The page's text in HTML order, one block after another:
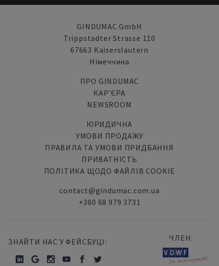
GINDUMAC GmbH
Trippstadter Strasse 110
67663 Kaiserslautern
Німеччина
ПРО GINDUMAC
КАР'ЄРА
NEWSROOM
ЮРИДИЧНА
УМОВИ ПРОДАЖУ
ПРАВИЛА ТА УМОВИ ПРИДБАННЯ
ПРИВАТНІСТЬ
ПОЛІТИКА ЩОДО ФАЙЛІВ COOKIE
contact@gindumac.com.ua
+380 68 979 3731
ЗНАЙТИ НАС У ФЕЙСБУЦІ: ЧЛЕН: